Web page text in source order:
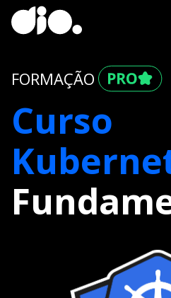
FORMAÇÃO
Curso